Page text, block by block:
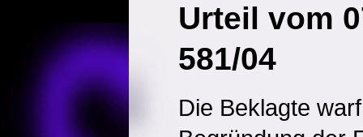
Urteil vom
581/04
Die Beklagte